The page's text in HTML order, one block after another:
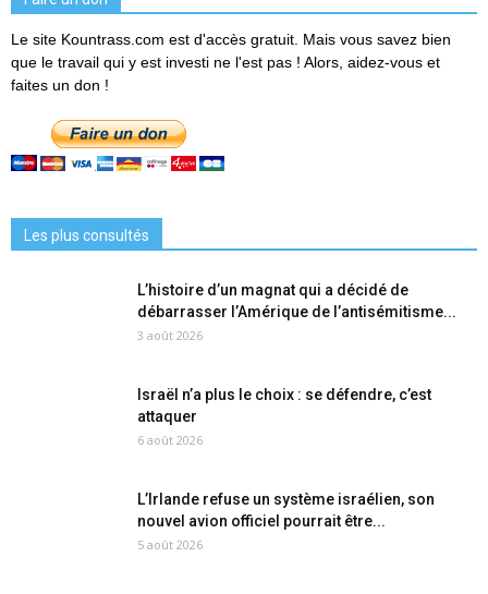
Le site Kountrass.com est d'accès gratuit. Mais vous savez bien
que le travail qui y est investi ne l'est pas ! Alors, aidez-vous et
faites un don !
Les plus consultés
L’histoire d’un magnat qui a décidé de
débarrasser l’Amérique de l’antisémitisme...
3 août 2026
Israël n’a plus le choix : se défendre, c’est
attaquer
6 août 2026
L’Irlande refuse un système israélien, son
nouvel avion officiel pourrait être...
5 août 2026